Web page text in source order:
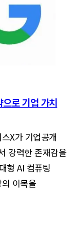
로 기업 가치
X가 기업공개
강력한 존재감을
형 AI 컴퓨팅
이목을